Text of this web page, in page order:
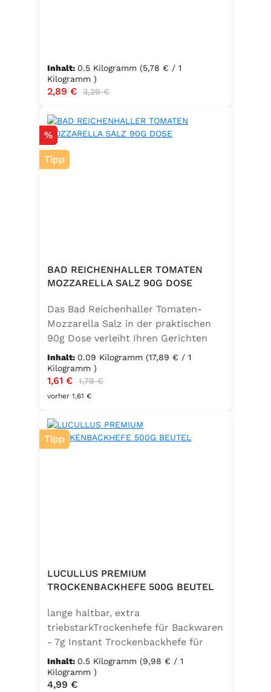
Inhalt: 0.5 Kilogramm (5,78 € / 1
Kilogramm )
Verkaufspreis:
2,89 € Regulärer Preis:
3,29 €
Rabatt
%
Tipp
BAD REICHENHALLER TOMATEN
MOZZARELLA SALZ 90G DOSE
Das Bad Reichenhaller Tomaten-
Mozzarella Salz in der praktischen
90g Dose verleiht Ihren Gerichten
eine mediterrane Note. Ideal für
Caprese, Salate, Pasta und viele
weitere Speisen. Ohne
Geschmacksverstärker, vegan und
in bester Qualität. in der praktischen
90g Dose verleiht Ihren Gerichten
Trennmittel Calciumsalze der
Speisefettsäuren, Folsäure,
Sellerie enthalten.
Inhalt: 0.09 Kilogramm (17,89 € / 1
Kilogramm )
Verkaufspreis:
1,61 € Regulärer Preis:
1,79 €
vorher 1,61 €
Tipp
LUCULLUS PREMIUM
TROCKENBACKHEFE 500G BEUTEL
lange haltbar, extra
triebstarkTrockenhefe für Backwaren
- 7g Instant Trockenbackhefe für
500g Weizenmehl, entspricht 25g
FrischhefeZutaten: Trockenbackhefe,
Emulgator Sorbitanmonostearat
Inhalt: 0.5 Kilogramm (9,98 € / 1
Kilogramm )
Regulärer Preis:
4,99 €